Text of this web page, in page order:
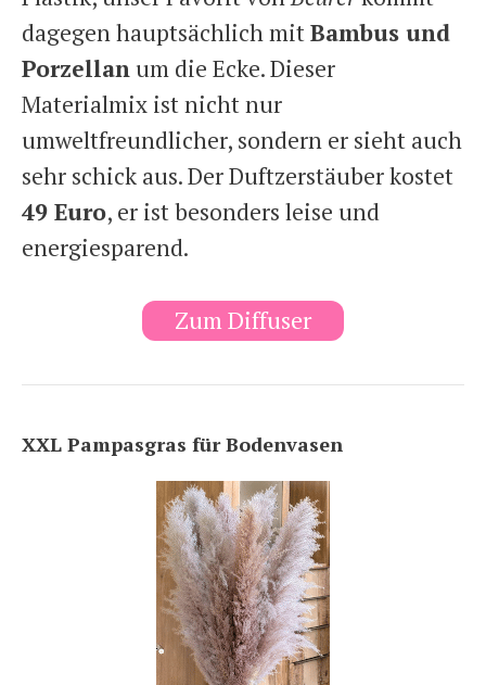
dagegen hauptsächlich mitBambus und
Porzellan um die Ecke. Dieser
Materialmix ist nicht nur
umweltfreundlicher, sondern er sieht auch
sehr schick aus. Der Duftzerstäuber kostet
49 Euro, er ist besonders leise und
energiesparend.
Zum Diffuser
XXL Pampasgras für Bodenvasen